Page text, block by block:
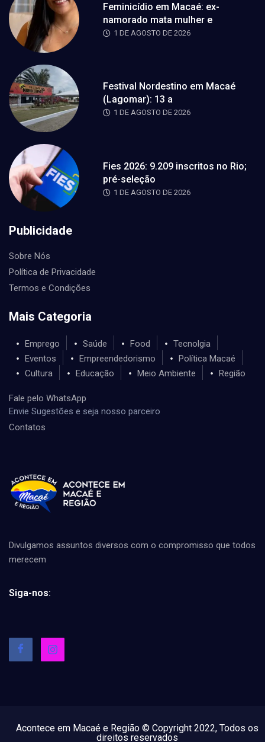
Feminicídio em Macaé: ex-
namorado mata mulher e
1 DE AGOSTO DE 2026
Festival Nordestino em Macaé
(Lagomar): 13 a
1 DE AGOSTO DE 2026
Fies 2026: 9.209 inscritos no Rio;
pré-seleção
1 DE AGOSTO DE 2026
Publicidade
Sobre Nós
Política de Privacidade
Termos e Condições
Mais Categoria
Emprego Saúde Food
Tecnolgia
Eventos
Empreendedorismo
Política Macaé
Cultura
Educação Meio Ambiente Região
Fale pelo WhatsApp
Envie Sugestões e seja nosso parceiro
Contatos
Divulgamos assuntos diversos com o compromisso que todos
merecem
Siga-nos:
Acontece em Macaé e Região © Copyright 2022, Todos os
direitos reservados